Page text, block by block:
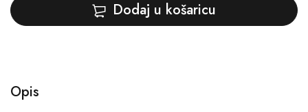
Dodaj u košaricu
Opis